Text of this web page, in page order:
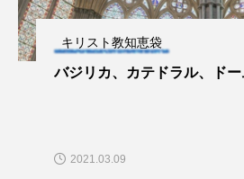
キリスト教知恵袋
バジリカ、カテドラル、ド
2021.03.09